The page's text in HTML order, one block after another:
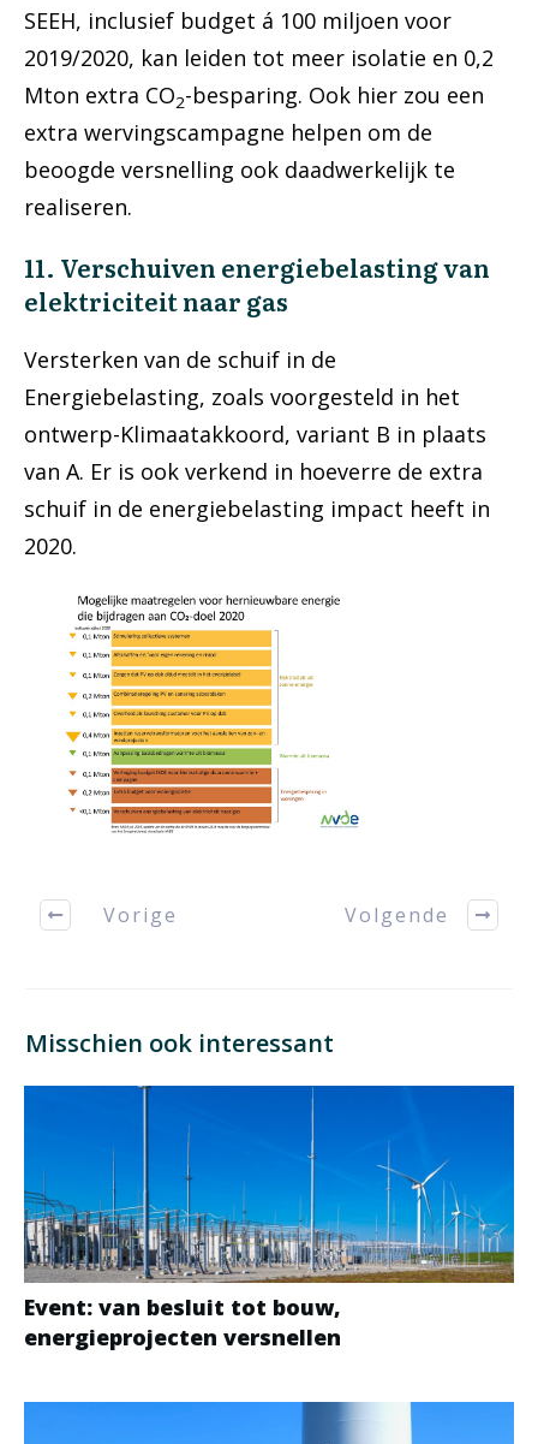
SEEH, inclusief budget á 100 miljoen voor
2019/2020, kan leiden tot meer isolatie en 0,2
Mton extra CO2-besparing. Ook hier zou een
extra wervingscampagne helpen om de
beoogde versnelling ook daadwerkelijk te
realiseren.
11. Verschuiven energiebelasting van
elektriciteit naar gas
Versterken van de schuif in de
Energiebelasting, zoals voorgesteld in het
ontwerp-Klimaatakkoord, variant B in plaats
van A. Er is ook verkend in hoeverre de extra
schuif in de energiebelasting impact heeft in
2020.
Vorige Volgende
Misschien ook interessant
Event: van besluit tot bouw,
energieprojecten versnellen